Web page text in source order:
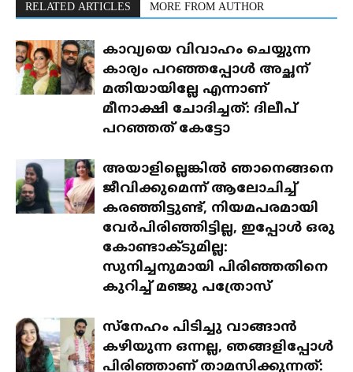
RELATED ARTICLES MORE FROM AUTHOR
കാവ്യയെ വിവാഹം ചെയ്യുന്ന
കാര്യം പറഞ്ഞപ്പോൾ അച്ഛന്
മതിയായില്ലേ എന്നാണ്
മീനാക്ഷി ചോദിച്ചത്: ദിലീപ്
പറഞ്ഞത് കേട്ടോ
അയാളില്ലെങ്കിൽ ഞാനെങ്ങനെ
ജീവിക്കുമെന്ന് ആലോചിച്ച്
കരഞ്ഞിട്ടുണ്ട്, നിയമപരമായി
വേർപിരിഞ്ഞിട്ടില്ല, ഇപ്പോൾ ഒരു
കോണ്ടാക്ടുമില്ല:
സുനിച്ചനുമായി പിരിഞ്ഞതിനെ
കുറിച്ച് മഞ്ജു പത്രോസ്
സ്‌നേഹം പിടിച്ചു വാങ്ങാൻ
കഴിയുന്ന ഒന്നല്ല, ഞങ്ങളിപ്പോൾ
പിരിഞ്ഞാണ് താമസിക്കുന്നത്: